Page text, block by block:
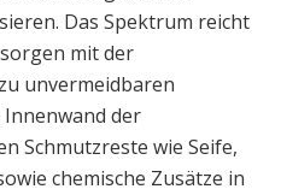
Das Spektrum reicht
mit der
unvermeidbaren
der
Schmutzreste wie Seife,
chemische Zusätze in